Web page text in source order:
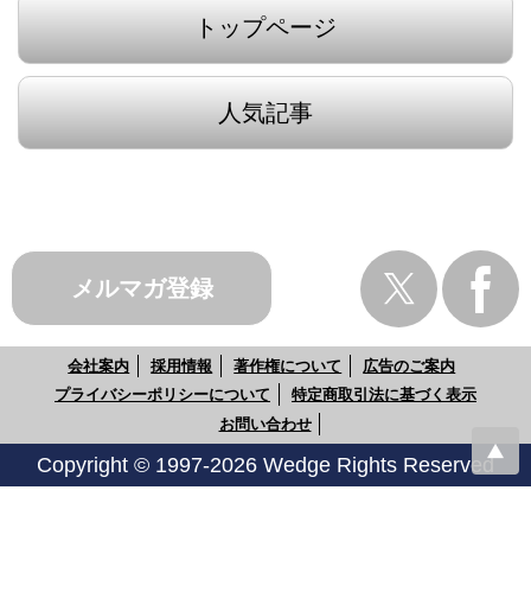
トップページ
人気記事
メルマガ登録
会社案内 採用情報 著作権について
広告のご案内
プライバシーポリシーについて
特定商取引法に基づく表示
お問い合わせ
Copyright © 1997-2026 Wedge Rights Reserved